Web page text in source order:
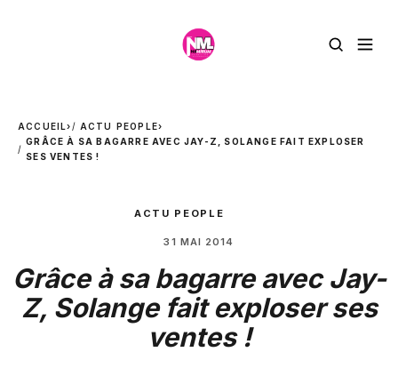
ACCUEIL› ACTU PEOPLE›
GRÂCE À SA BAGARRE AVEC JAY-Z, SOLANGE FAIT EXPLOSER
SES VENTES !
ACTU PEOPLE
31 MAI 2014
Grâce à sa bagarre avec Jay-
Z, Solange fait exploser ses
ventes !